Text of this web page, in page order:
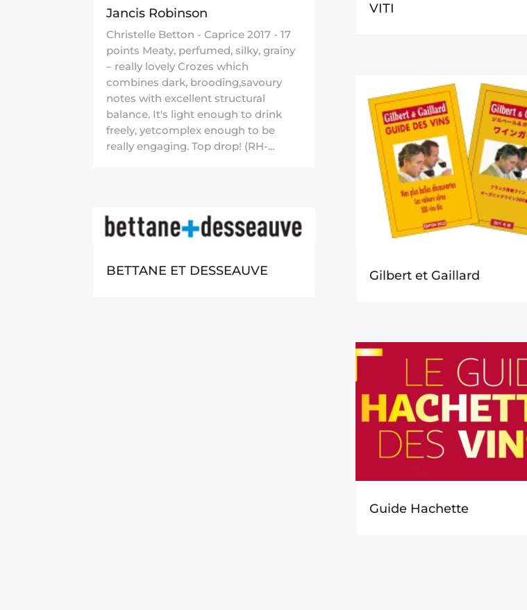
Jancis Robinson
Christelle Betton - Caprice 2017 - 17
points Meaty, perfumed, silky, grainy
– really lovely Crozes which
combines dark, brooding,savoury
notes with excellent structural
balance. It's light enough to drink
freely, yetcomplex enough to be
really engaging. Top drop! (RH-...
BETTANE ET DESSEAUVE
VITI
Gilbert et Gaillard
Guide Hachette